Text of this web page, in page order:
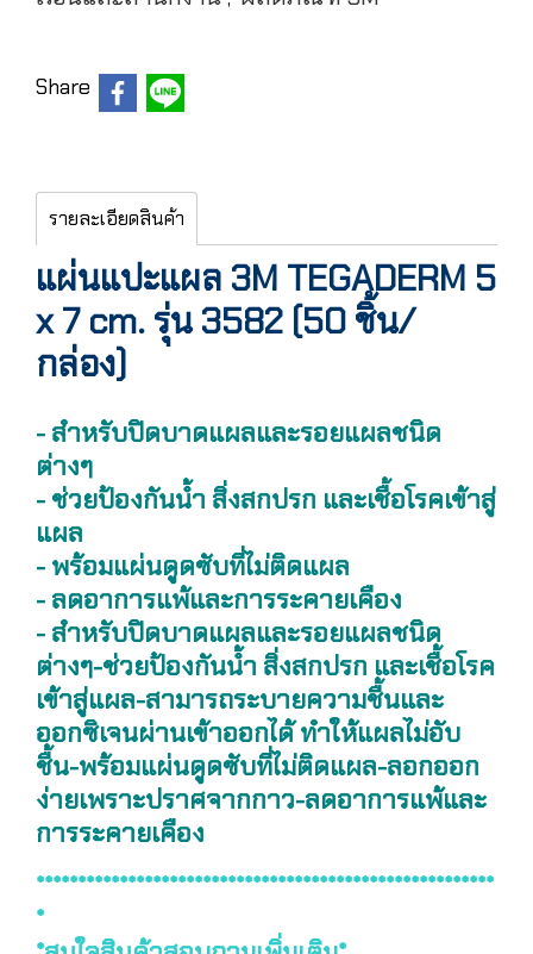
Share
รายละเอียดสินค้า
แผ่นแปะแผล 3M TEGADERM 5
x 7 cm. รุ่น 3582 (50 ชิ้น/
กล่อง)
- สำหรับปิดบาดแผลและรอยแผลชนิด
ต่างๆ
- ช่วยป้องกันน้ำ สิ่งสกปรก และเชื้อโรคเข้าสู่
แผล
- พร้อมแผ่นดูดซับที่ไม่ติดแผล
- ลดอาการแพ้และการระคายเคือง
- สำหรับปิดบาดแผลและรอยแผลชนิด
ต่างๆ-ช่วยป้องกันน้ำ สิ่งสกปรก และเชื้อโรค
เข้าสู่แผล-สามารถระบายความชื้นและ
ออกซิเจนผ่านเข้าออกได้ ทำให้แผลไม่อับ
ชื้น-พร้อมแผ่นดูดซับที่ไม่ติดแผล-ลอกออก
ง่ายเพราะปราศจากกาว-ลดอาการแพ้และ
การระคายเคือง
*******************************************************
*